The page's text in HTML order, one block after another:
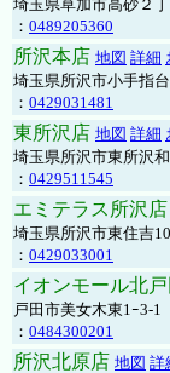
埼玉県草加市高砂２
： 0489205360
所沢本店 地図 詳細
埼玉県所沢市小手指
： 0429031481
東所沢店 地図 詳細
埼玉県所沢市東所沢
： 0429511545
エミテラス所沢店
埼玉県所沢市東住吉
： 0429033001
イオンモール北
戸田市美女木東1ｰ
： 0484300201
所沢北原店 地図 詳